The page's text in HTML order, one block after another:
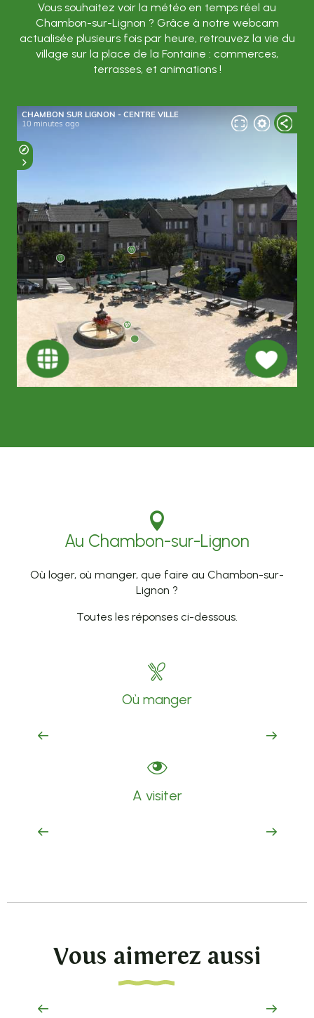
Vous souhaitez voir la météo en temps réel au
Chambon-sur-Lignon ? Grâce à notre webcam
actualisée plusieurs fois par heure, retrouvez la vie du
village sur la place de la Fontaine : commerces,
terrasses, et animations !
Au Chambon-sur-Lignon
Où loger, où manger, que faire au Chambon-sur-
Lignon ?
Toutes les réponses ci-dessous.
Où manger
La Mandarine
A visiter
Sites préhistoriques
Vous aimerez aussi